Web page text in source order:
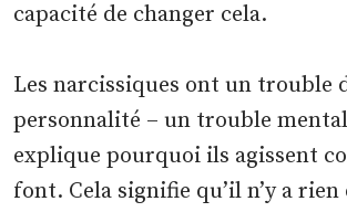
capacité de changer cela.
Les narcissiques ont un trouble
personnalité – un trouble
explique pourquoi ils agissent
font. Cela signifie qu’il n’y a